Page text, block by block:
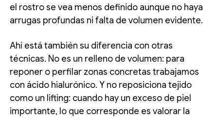
el rostro se vea menos definido aunque no haya
arrugas profundas ni falta de volumen evidente.
Ahí está también su diferencia con otras
técnicas. No es un relleno de volumen: para
reponer o perfilar zonas concretas trabajamos
con ácido hialurónico. Y no reposiciona tejido
como un lifting: cuando hay un exceso de piel
importante, lo que corresponde es valorar la